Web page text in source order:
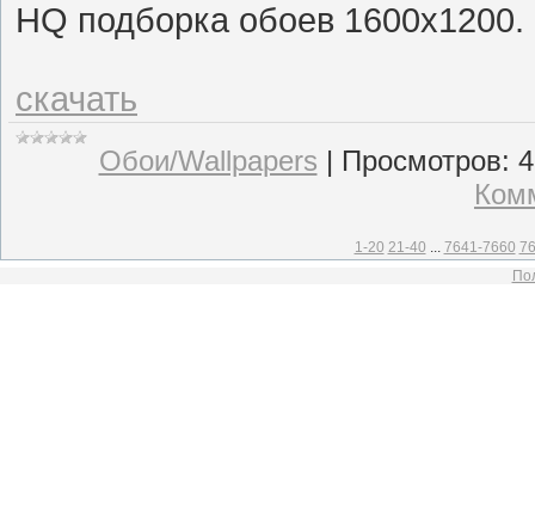
HQ подборка обоев 1600x1200.
скачать
Обои/Wallpapers | Просмотров:
1-20 21-40 ... 7641-7660